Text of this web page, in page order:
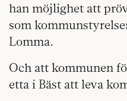
han möjlighet att
som
Lomma.
Och att kommunen
etta i Bäst att leva